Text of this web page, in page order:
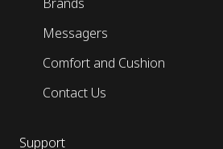
Brands
Messagers
Comfort and Cushion
Contact Us
Support